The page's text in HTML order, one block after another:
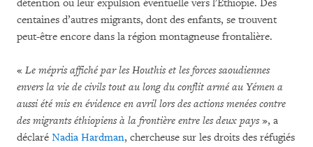
détention ou leur expulsion éventuelle vers l'Éthiopie. Des
centaines d’autres migrants, dont des enfants, se trouvent
peut-être encore dans la région montagneuse frontalière.
« Le mépris affiché par les Houthis et les forces saoudiennes
envers la vie de civils tout au long du conflit armé au Yémen a
aussi été mis en évidence en avril lors des actions menées contre
des migrants éthiopiens à la frontière entre les deux pays», a
déclaré Nadia Hardman, chercheuse sur les droits des réfugiés